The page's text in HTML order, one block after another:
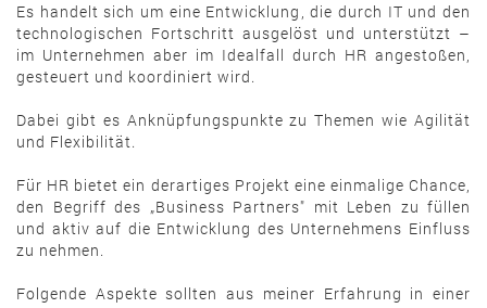
Es handelt sich um eine Entwicklung, die durch IT und den
technologischen Fortschritt ausgelöst und unterstützt –
im Unternehmen aber im Idealfall durch HR angestoßen,
gesteuert und koordiniert wird.
Dabei gibt es Anknüpfungspunkte zu Themen wie Agilität
und Flexibilität.
Für HR bietet ein derartiges Projekt eine einmalige Chance,
den Begriff des „Business Partners" mit Leben zu füllen
und aktiv auf die Entwicklung des Unternehmens Einfluss
zu nehmen.
Folgende Aspekte sollten aus meiner Erfahrung in einer